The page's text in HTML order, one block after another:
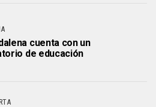
cuenta con un
de educación